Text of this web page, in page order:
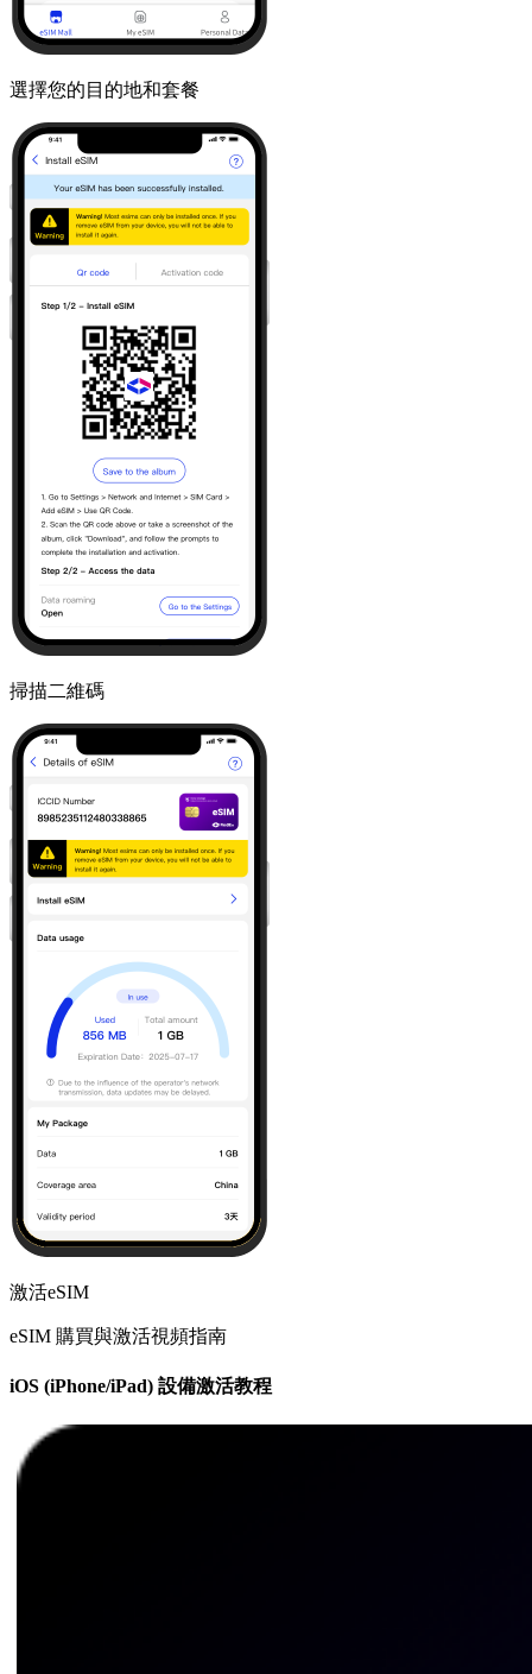
選擇您的目的地和套餐
掃描二維碼
激活eSIM
eSIM 購買與激活視頻指南
iOS (iPhone/iPad) 設備激活教程